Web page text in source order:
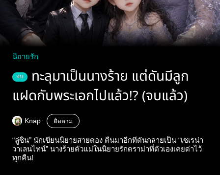
นิยายรัก
จบ
ทะลุมาเป็นนางร้าย แต่ดันมีลูก
แฝดกับพระเอกไปแล้ว!? (จบแล้ว)
Knap ติดตาม
“ลู่ซิน” นักเขียนนิยายสายดอง ตื่นมาอีกทีดันกลายเป็น “เซเรน่า
วาเลนไทน์” นางร้ายตัวแม่ในนิยายรักดราม่าที่ตัวเองเคยด่าไว้
ทุกคืน!